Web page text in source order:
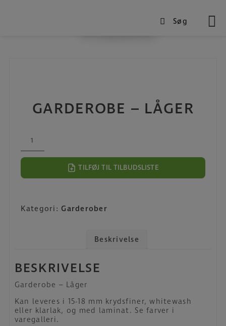
Søg
GARDEROBE – LÅGER
Låger
TILFØJ TIL TILBUDSLISTE
Kategori: Garderober
Beskrivelse
BESKRIVELSE
Garderobe – Låger
Kan leveres i 15-18 mm krydsfiner, whitewash
eller klarlak, og med laminat. Se farver i
varegalleri.